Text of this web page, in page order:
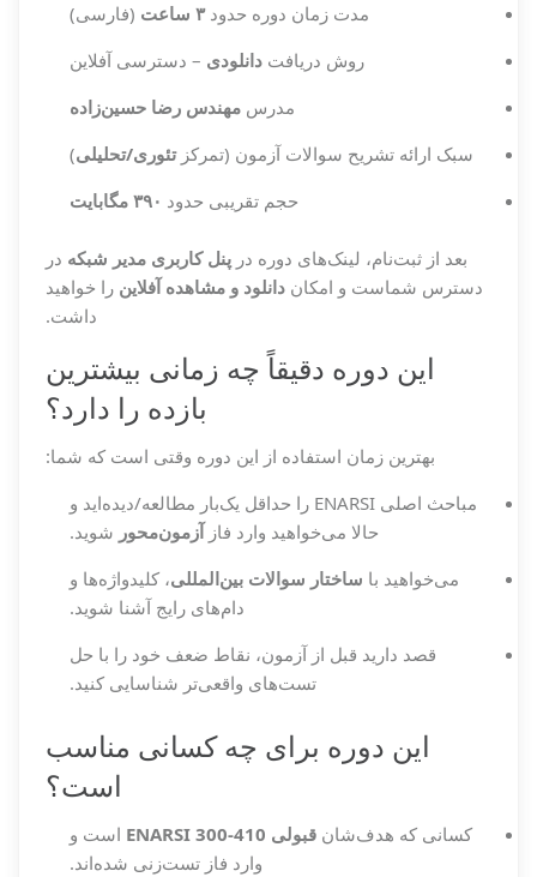
مدت زمان دوره حدود۳ ساعت
(فارسی)
روش دریافت دانلودی – دسترسی آفلاین
مدرس مهندس رضا حسین‌زاده
سبک ارائه تشریح سوالات آزمون (تمرکزتئوری/تحلیلی)
حجم تقریبی حدود ۳۹۰ مگابایت
بعد از ثبت‌نام، لینک‌های دوره درپنل کاربری مدیر شبکه در
دسترس شماست و امکاندانلود و مشاهده آفلاین را خواهید
داشت.
این دوره دقیقاً چه زمانی بیشترین
بازده را دارد؟
بهترین زمان استفاده از این دوره وقتی است که شما:
مباحث اصلی ENARSI را حداقل یک‌بار مطالعه/دیده‌اید و
حالا می‌خواهید وارد فازآزمون‌محور شوید.
می‌خواهید با ساختار سوالات بین‌المللی، کلیدواژه‌ها و
دام‌های رایج آشنا شوید.
قصد دارید قبل از آزمون، نقاط ضعف خود را با حل
تست‌های واقعی‌تر شناسایی کنید.
این دوره برای چه کسانی مناسب
است؟
کسانی که هدف‌شانقبولی ENARSI 300-410
است و
وارد فاز تست‌زنی شده‌اند.